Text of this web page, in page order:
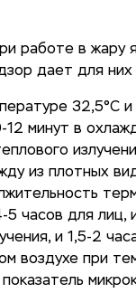
работе в
дает для
32,5°C
минут в
из плотных
часов для лиц,
и 1,5-2
воздухе при